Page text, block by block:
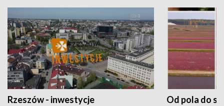
Rzeszów - inwestycje Od pola do